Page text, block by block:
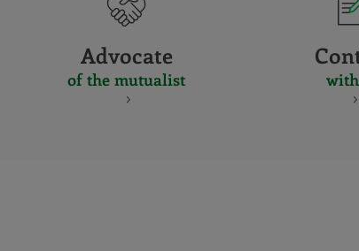
Advocate
of the mutualist